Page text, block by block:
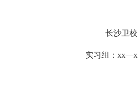
长沙卫校
实习组：xx—x